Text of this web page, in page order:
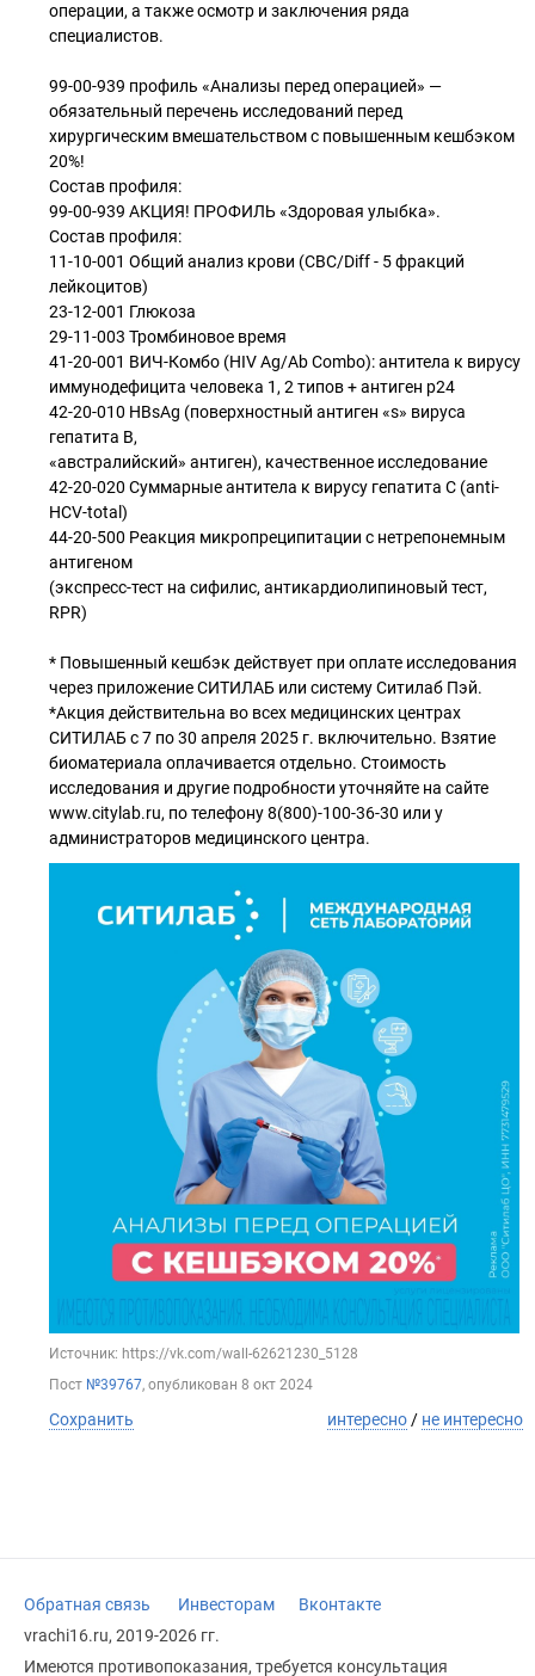
операции, а также осмотр и заключения ряда
специалистов.
99-00-939 профиль «Анализы перед операцией» —
обязательный перечень исследований перед
хирургическим вмешательством с повышенным кешбэком
20%!
Состав профиля:
99-00-939 АКЦИЯ! ПРОФИЛЬ «Здоровая улыбка».
Состав профиля:
11-10-001 Общий анализ крови (CBC/Diff - 5 фракций
лейкоцитов)
23-12-001 Глюкоза
29-11-003 Тромбиновое время
41-20-001 ВИЧ-Комбо (HIV Ag/Ab Combo): антитела к вирусу
иммунодефицита человека 1, 2 типов + антиген p24
42-20-010 HBsAg (поверхностный антиген «s» вируса
гепатита B,
«австралийский» антиген), качественное исследование
42-20-020 Суммарные антитела к вирусу гепатита C (anti-
HCV-total)
44-20-500 Реакция микропреципитации с нетрепонемным
антигеном
(экспресс-тест на сифилис, антикардиолипиновый тест,
RPR)
* Повышенный кешбэк действует при оплате исследования
через приложение СИТИЛАБ или систему Ситилаб Пэй.
*Акция действительна во всех медицинских центрах
СИТИЛАБ с 7 по 30 апреля 2025 г. включительно. Взятие
биоматериала оплачивается отдельно. Стоимость
исследования и другие подробности уточняйте на сайте
www.citylab.ru, по телефону 8(800)-100-36-30 или у
администраторов медицинского центра.
Источник: https://vk.com/wall-62621230_5128
Пост №39767, опубликован 8 окт 2024
Сохранить интересно / не интересно
Обратная связь Инвесторам
Вконтакте
vrachi16.ru, 2019-2026 гг.
Имеются противопоказания, требуется консультация